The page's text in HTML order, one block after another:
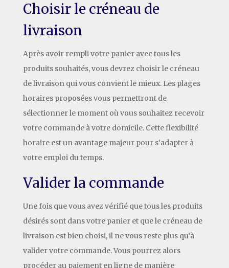
Choisir le créneau de
livraison
Après avoir rempli votre panier avec tous les
produits souhaités, vous devrez choisir le créneau
de livraison qui vous convient le mieux. Les plages
horaires proposées vous permettront de
sélectionner le moment où vous souhaitez recevoir
votre commande à votre domicile. Cette flexibilité
horaire est un avantage majeur pour s’adapter à
votre emploi du temps.
Valider la commande
Une fois que vous avez vérifié que tous les produits
désirés sont dans votre panier et que le créneau de
livraison est bien choisi, il ne vous reste plus qu’à
valider votre commande. Vous pourrez alors
procéder au paiement en ligne de manière